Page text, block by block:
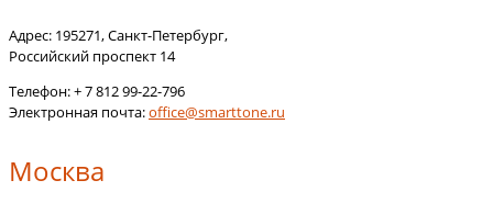
Адрес: 195271,Санкт-Петербург,
Российский проспект 14
Телефон:+ 7 812 99-22-796
Электронная почта:office@smarttone.ru
Москва